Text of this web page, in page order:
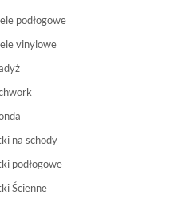
podłogowe
vinylowe
na schody
podłogowe
Ścienne